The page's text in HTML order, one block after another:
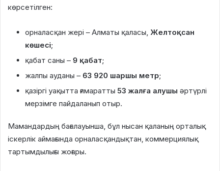
көрсетілген:
орналасқан жері – Алматы қаласы, Желтоқсан
көшесі;
қабат саны – 9 қабат;
жалпы ауданы – 63 920 шаршы метр;
қазіргі уақытта ғимаратты 53 жалға алушы әртүрлі
мерзімге пайдаланып отыр.
Мамандардың бағалауынша, бұл нысан қаланың орталық
іскерлік аймағында орналасқандықтан, коммерциялық
тартымдылығы жоғары.